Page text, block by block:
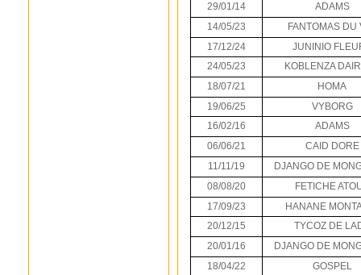
29/01/14
ADAMS
14/05/23
FANTOMAS DU
17/12/24
JUNINIO
24/05/23
KOBLENZA
18/07/21
HOMA
19/06/25
VYBORG
16/02/16
ADAMS
06/06/21
CAID DORE
11/11/19
DJANGO DE
08/08/20
FETICHE
17/09/23
HANANE
20/12/15
TYCOZ DE
20/01/16
DJANGO DE
18/04/22
GOSPEL